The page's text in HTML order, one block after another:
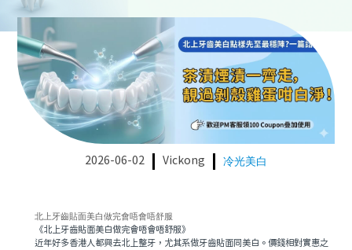
2026-06-02 Vickong 冷光美白
北上牙齒貼面美白做完會唔會唔舒服
《北上牙齒貼面美白做完會唔會唔舒服》
近年好多香港人都興去北上整牙，尤其系做牙齒貼面同美白。價錢相對實惠之